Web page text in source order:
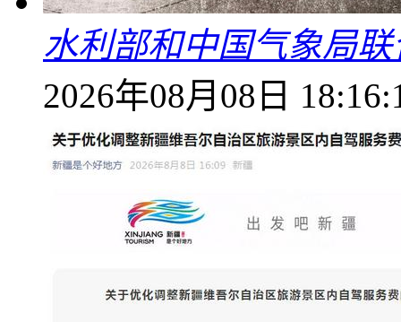
水利部和中国气象局
2026年08月08日